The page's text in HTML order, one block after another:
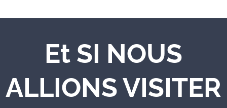
Et SI NOUS
ALLIONS VISITER